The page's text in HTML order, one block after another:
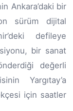
Ankara’daki bir
sürüm dijital
defileye
bir sanat
değerli
Yargıtay’a
için saatler